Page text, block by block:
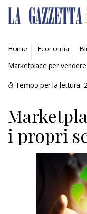
AMBIENTE
MOBILITÀ
INDUSTRIA
RICERCA
ECONOMIA
Home Economia
Marketplace per
Tempo per la lettura: 2
i propri